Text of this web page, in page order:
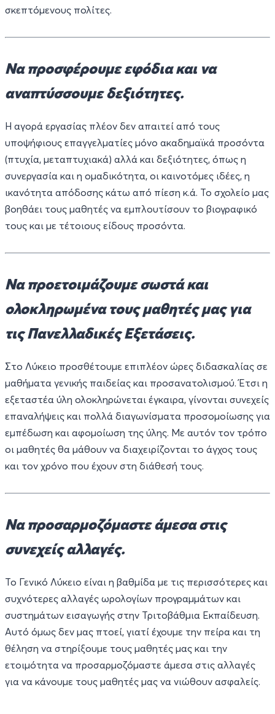
σκεπτόμενους πολίτες.
Να προσφέρουμε εφόδια και να
αναπτύσσουμε δεξιότητες.
Η αγορά εργασίας πλέον δεν απαιτεί από τους
υποψήφιους επαγγελματίες μόνο ακαδημαϊκά προσόντα
(πτυχία, μεταπτυχιακά) αλλά και δεξιότητες, όπως η
συνεργασία και η ομαδικότητα, οι καινοτόμες ιδέες, η
ικανότητα απόδοσης κάτω από πίεση κ.ά. Το σχολείο μας
βοηθάει τους μαθητές να εμπλουτίσουν το βιογραφικό
τους και με τέτοιους είδους προσόντα.
Να προετοιμάζουμε σωστά και
ολοκληρωμένα τους μαθητές μας για
τις Πανελλαδικές Εξετάσεις.
Στο Λύκειο προσθέτουμε επιπλέον ώρες διδασκαλίας σε
μαθήματα γενικής παιδείας και προσανατολισμού. Έτσι η
εξεταστέα ύλη ολοκληρώνεται έγκαιρα, γίνονται συνεχείς
επαναλήψεις και πολλά διαγωνίσματα προσομοίωσης για
εμπέδωση και αφομοίωση της ύλης. Με αυτόν τον τρόπο
οι μαθητές θα μάθουν να διαχειρίζονται το άγχος τους
και τον χρόνο που έχουν στη διάθεσή τους.
Να προσαρμοζόμαστε άμεσα στις
συνεχείς αλλαγές.
Το Γενικό Λύκειο είναι η βαθμίδα με τις περισσότερες και
συχνότερες αλλαγές ωρολογίων προγραμμάτων και
συστημάτων εισαγωγής στην Τριτοβάθμια Εκπαίδευση.
Αυτό όμως δεν μας πτοεί, γιατί έχουμε την πείρα και τη
θέληση να στηρίξουμε τους μαθητές μας και την
ετοιμότητα να προσαρμοζόμαστε άμεσα στις αλλαγές
για να κάνουμε τους μαθητές μας να νιώθουν ασφαλείς.